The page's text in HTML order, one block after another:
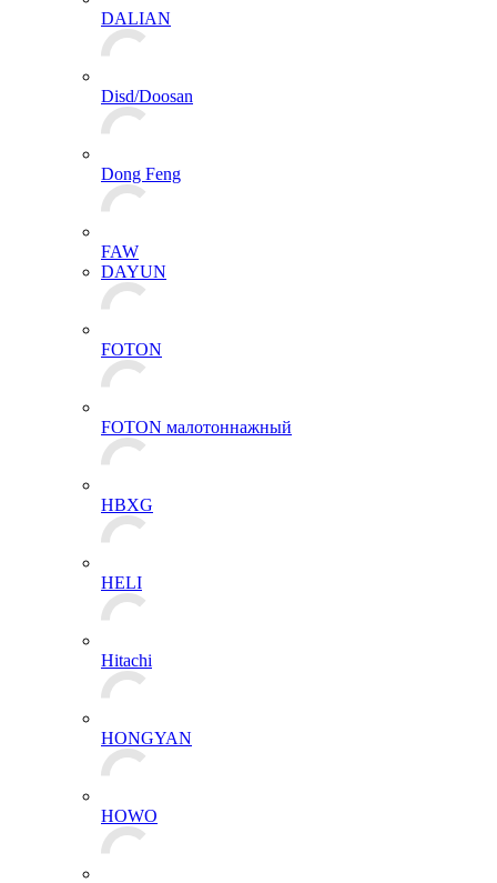
DALIAN
Disd/Doosan
Dong Feng
FAW
DAYUN
FOTON
FOTON малотоннажный
HBXG
HELI
Hitachi
HONGYAN
HOWO